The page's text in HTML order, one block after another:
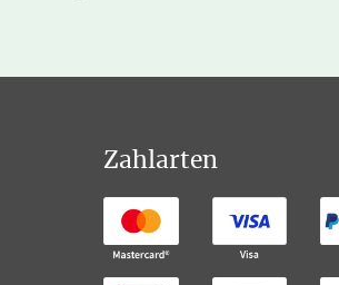
Zahlarten